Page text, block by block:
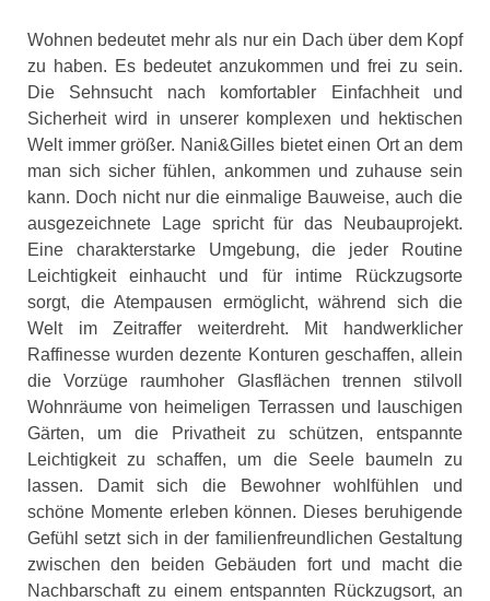
Wohnen bedeutet mehr als nur ein Dach über dem Kopf
zu haben. Es bedeutet anzukommen und frei zu sein.
Die Sehnsucht nach komfortabler Einfachheit und
Sicherheit wird in unserer komplexen und hektischen
Welt immer größer. Nani&Gilles bietet einen Ort an dem
man sich sicher fühlen, ankommen und zuhause sein
kann. Doch nicht nur die einmalige Bauweise, auch die
ausgezeichnete Lage spricht für das Neubauprojekt.
Eine charakterstarke Umgebung, die jeder Routine
Leichtigkeit einhaucht und für intime Rückzugsorte
sorgt, die Atempausen ermöglicht, während sich die
Welt im Zeitraffer weiterdreht. Mit handwerklicher
Raffinesse wurden dezente Konturen geschaffen, allein
die Vorzüge raumhoher Glasflächen trennen stilvoll
Wohnräume von heimeligen Terrassen und lauschigen
Gärten, um die Privatheit zu schützen, entspannte
Leichtigkeit zu schaffen, um die Seele baumeln zu
lassen. Damit sich die Bewohner wohlfühlen und
schöne Momente erleben können. Dieses beruhigende
Gefühl setzt sich in der familienfreundlichen Gestaltung
zwischen den beiden Gebäuden fort und macht die
Nachbarschaft zu einem entspannten Rückzugsort, an